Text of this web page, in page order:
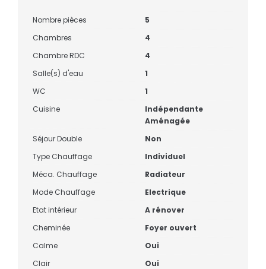
Nombre pièces
5
Chambres
4
Chambre RDC
4
Salle(s) d'eau
1
WC
1
Cuisine
Indépendante
Aménagée
Séjour Double
Non
Type Chauffage
Individuel
Méca. Chauffage
Radiateur
Mode Chauffage
Electrique
Etat intérieur
A rénover
Cheminée
Foyer ouvert
Calme
Oui
Clair
Oui